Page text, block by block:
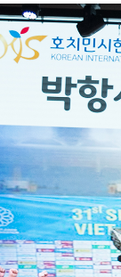
학교장인사말
학생회장인사말
학교상징
학교 CI
교직원현황
학생현황
위치/전화
전경사진